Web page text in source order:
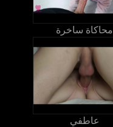
محاكاة ساخرة
عاطفي